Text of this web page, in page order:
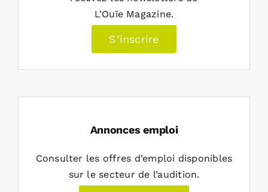
L’Ouïe Magazine.
S’inscrire
Annonces emploi
Consulter les offres d’emploi disponibles
sur le secteur de l’audition.